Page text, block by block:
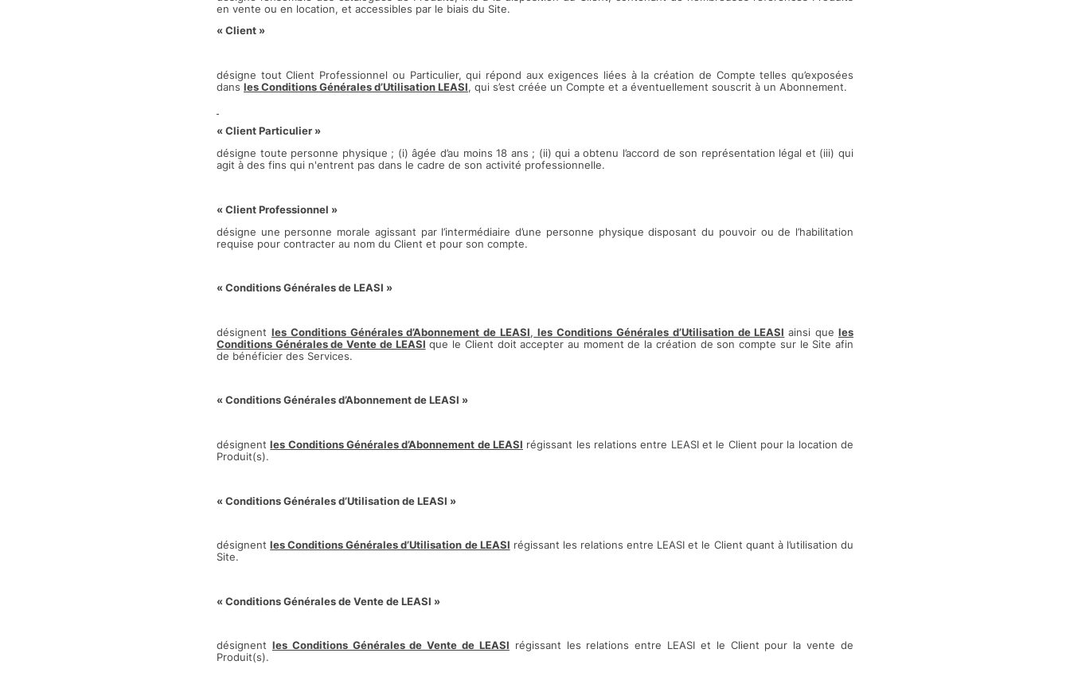
en vente ou en location, et accessibles par le biais du Site.
« Client »
désigne tout Client Professionnel ou Particulier, qui répond aux exigences liées à la création de Compte telles qu’exposées
dans les Conditions Générales d’Utilisation LEASI, qui s’est créée un Compte et a éventuellement souscrit à un Abonnement.
« Client Particulier »
désigne toute personne physique ; (i) âgée d’au moins 18 ans ; (ii) qui a obtenu l’accord de son représentation légal et (iii) qui
agit à des fins qui n'entrent pas dans le cadre de son activité professionnelle.
« Client Professionnel »
désigne une personne morale agissant par l’intermédiaire d’une personne physique disposant du pouvoir ou de l’habilitation
requise pour contracter au nom du Client et pour son compte.
« Conditions Générales de LEASI »
désignent les Conditions Générales d’Abonnement de LEASI, les Conditions Générales d’Utilisation de LEASI ainsi que les
Conditions Générales de Vente de LEASI que le Client doit accepter au moment de la création de son compte sur le Site afin
de bénéficier des Services.
« Conditions Générales d’Abonnement de LEASI »
désignent les Conditions Générales d’Abonnement de LEASI régissant les relations entre LEASI et le Client pour la location de
Produit(s).
« Conditions Générales d’Utilisation de LEASI »
désignent les Conditions Générales d’Utilisation de LEASI régissant les relations entre LEASI et le Client quant à l’utilisation du
Site.
« Conditions Générales de Vente de LEASI »
désignent les Conditions Générales de Vente de LEASI régissant les relations entre LEASI et le Client pour la vente de
Produit(s).